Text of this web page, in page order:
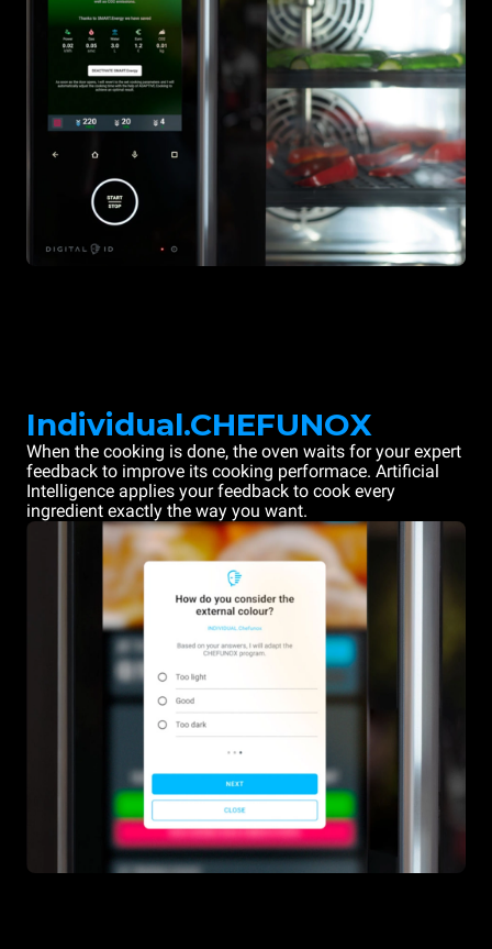
Individual.CHEFUNOX
When the cooking is done, the oven waits for your expert
feedback to improve its cooking performace. Artificial
Intelligence applies your feedback to cook every
ingredient exactly the way you want.